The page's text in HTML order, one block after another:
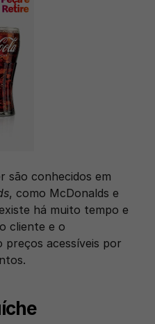
são conhecidos em
, como McDonalds e
há muito tempo e
cliente e o
preços acessíveis por